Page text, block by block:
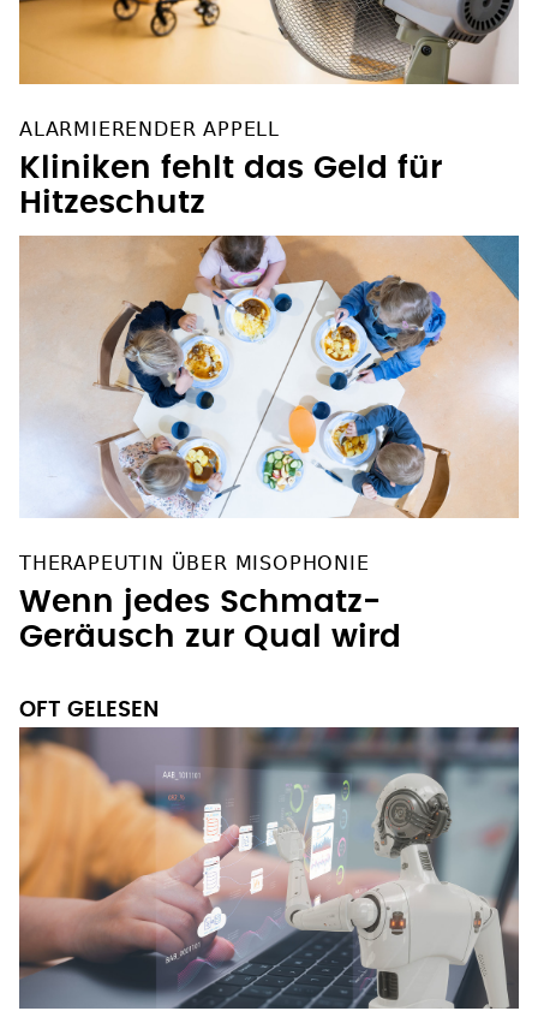
ALARMIERENDER APPELL
Kliniken fehlt das Geld für
Hitzeschutz
THERAPEUTIN ÜBER MISOPHONIE
Wenn jedes Schmatz-
Geräusch zur Qual wird
OFT GELESEN